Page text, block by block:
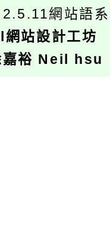
網站語
站設計工坊
嘉裕 Neil hsu